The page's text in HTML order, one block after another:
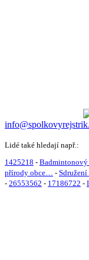
Lidé také hledají např.:
1425218 - Badmintonový
přírody obce… -
- 26553562 - 17186722 -